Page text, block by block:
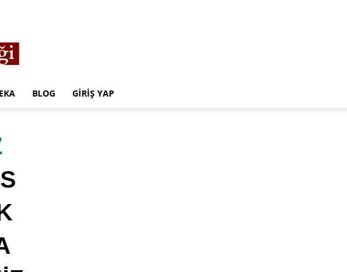
BLOG GIRIŞ YAP